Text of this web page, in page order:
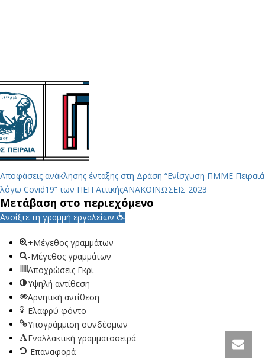
Αποφάσεις ανάκλησης ένταξης στη Δράση “Ενίσχυση ΠΜΜΕ Πειραιά
λόγω Covid19” των ΠΕΠ ΑττικήςΑΝΑΚΟΙΝΩΣΕΙΣ 2023
Μετάβαση στο περιεχόμενο
Ανοίξτε τη γραμμή εργαλείων
+Μέγεθος γραμμάτων
-Μέγεθος γραμμάτων
Αποχρώσεις Γκρι
Υψηλή αντίθεση
Αρνητική αντίθεση
Ελαφρύ φόντο
Υπογράμμιση συνδέσμων
Εναλλακτική γραμματοσειρά
Επαναφορά